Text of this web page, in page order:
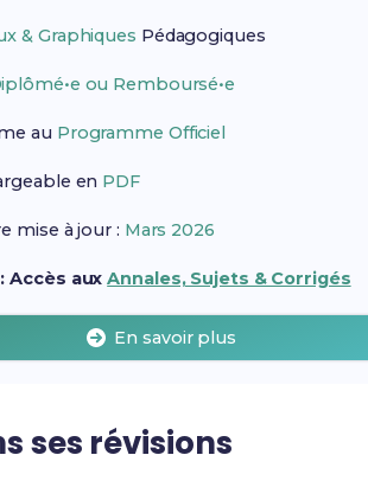
& Graphiques Pédagogiques
ou Remboursé•e
au Programme Officiel
en PDF
mise à jour : Mars 2026
Accès auxAnnales, Sujets & Corrigés
En savoir plus
ses révisions